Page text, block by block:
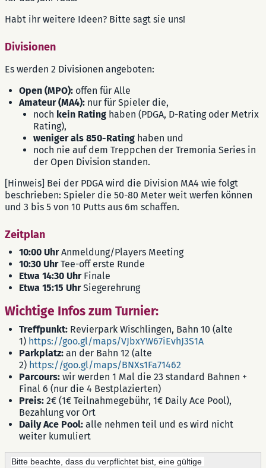
Habt ihr weitere Ideen? Bitte sagt sie uns!
Divisionen
Es werden 2 Divisionen angeboten:
Open (MPO): offen für Alle
Amateur (MA4): nur für Spieler die,
noch kein Rating haben (PDGA, D-Rating oder Metrix
Rating),
weniger als 850-Rating haben und
noch nie auf dem Treppchen der Tremonia Series in
der Open Division standen.
[Hinweis] Bei der PDGA wird die Division MA4 wie folgt
beschrieben: Spieler die 50-80 Meter weit werfen können
und 3 bis 5 von 10 Putts aus 6m schaffen.
Zeitplan
10:00 UhrAnmeldung/Players Meeting
10:30 UhrTee-off erste Runde
Etwa 14:30 UhrFinale
Etwa 15:15 UhrSiegerehrung
Wichtige Infos zum Turnier:
Treffpunkt: Revierpark Wischlingen, Bahn 10 (alte
1) https://goo.gl/maps/VJbxYW67iEvhJ3S1A
Parkplatz: an der Bahn 12 (alte
2) https://goo.gl/maps/BNXs1Fa71462
Parcours: wir werden 1 Mal die 23 standard Bahnen +
Final 6 (nur die 4 Bestplazierten)
Preis: 2€ (1€ Teilnahmegebühr, 1€ Daily Ace Pool),
Bezahlung vor Ort
Daily Ace Pool: alle nehmen teil und es wird nicht
weiter kumuliert
Bitte beachte, dass du verpflichtet bist, eine gültige